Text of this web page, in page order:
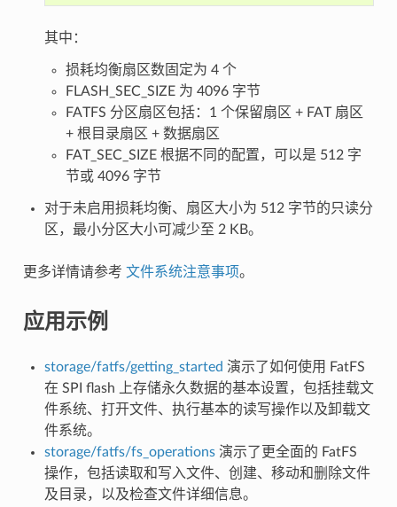
其中：
损耗均衡扇区数固定为 4 个
FLASH_SEC_SIZE 为 4096 字节
FATFS 分区扇区包括：1 个保留扇区 + FAT 扇区
+ 根目录扇区 + 数据扇区
FAT_SEC_SIZE 根据不同的配置，可以是 512 字
节或 4096 字节
对于未启用损耗均衡、扇区大小为 512 字节的只读分
区，最小分区大小可减少至 2 KB。
更多详情请参考 文件系统注意事项。
应用示例
storage/fatfs/getting_started 演示了如何使用 FatFS
在 SPI flash 上存储永久数据的基本设置，包括挂载文
件系统、打开文件、执行基本的读写操作以及卸载文
件系统。
storage/fatfs/fs_operations演示了更全面的 FatFS
操作，包括读取和写入文件、创建、移动和删除文件
及目录，以及检查文件详细信息。